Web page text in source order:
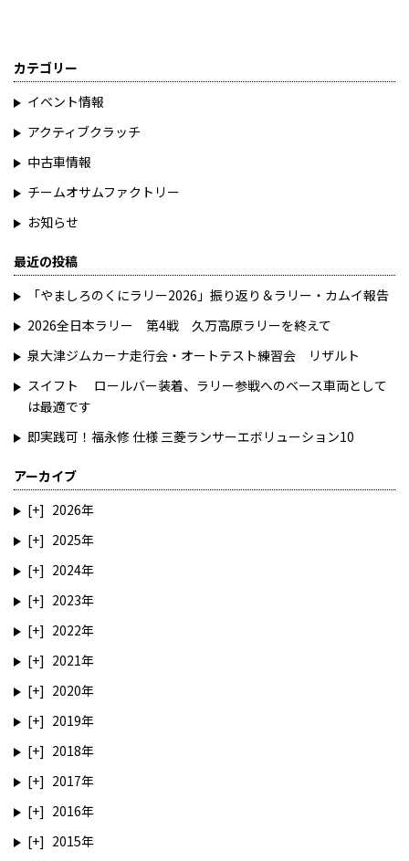
カテゴリー
イベント情報
アクティブクラッチ
中古車情報
チームオサムファクトリー
お知らせ
最近の投稿
「やましろのくにラリー2026」振り返り＆ラリー・カムイ報告
2026全日本ラリー 第4戦 久万高原ラリーを終えて
泉大津ジムカーナ走行会・オートテスト練習会 リザルト
スイフト ロールバー装着、ラリー参戦へのベース車両として
は最適です
即実践可！福永修 仕様 三菱ランサーエボリューション10
アーカイブ
2026
2025
2024
2023
2022
2021
2020
2019
2018
2017
2016
2015